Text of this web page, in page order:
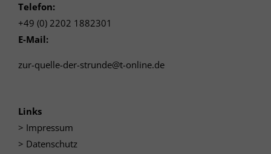
Telefon:
+49 (0) 2202 1882301
E-Mail:
zur-quelle-der-strunde@t-online.de
Links
> Impressum
> Datenschutz